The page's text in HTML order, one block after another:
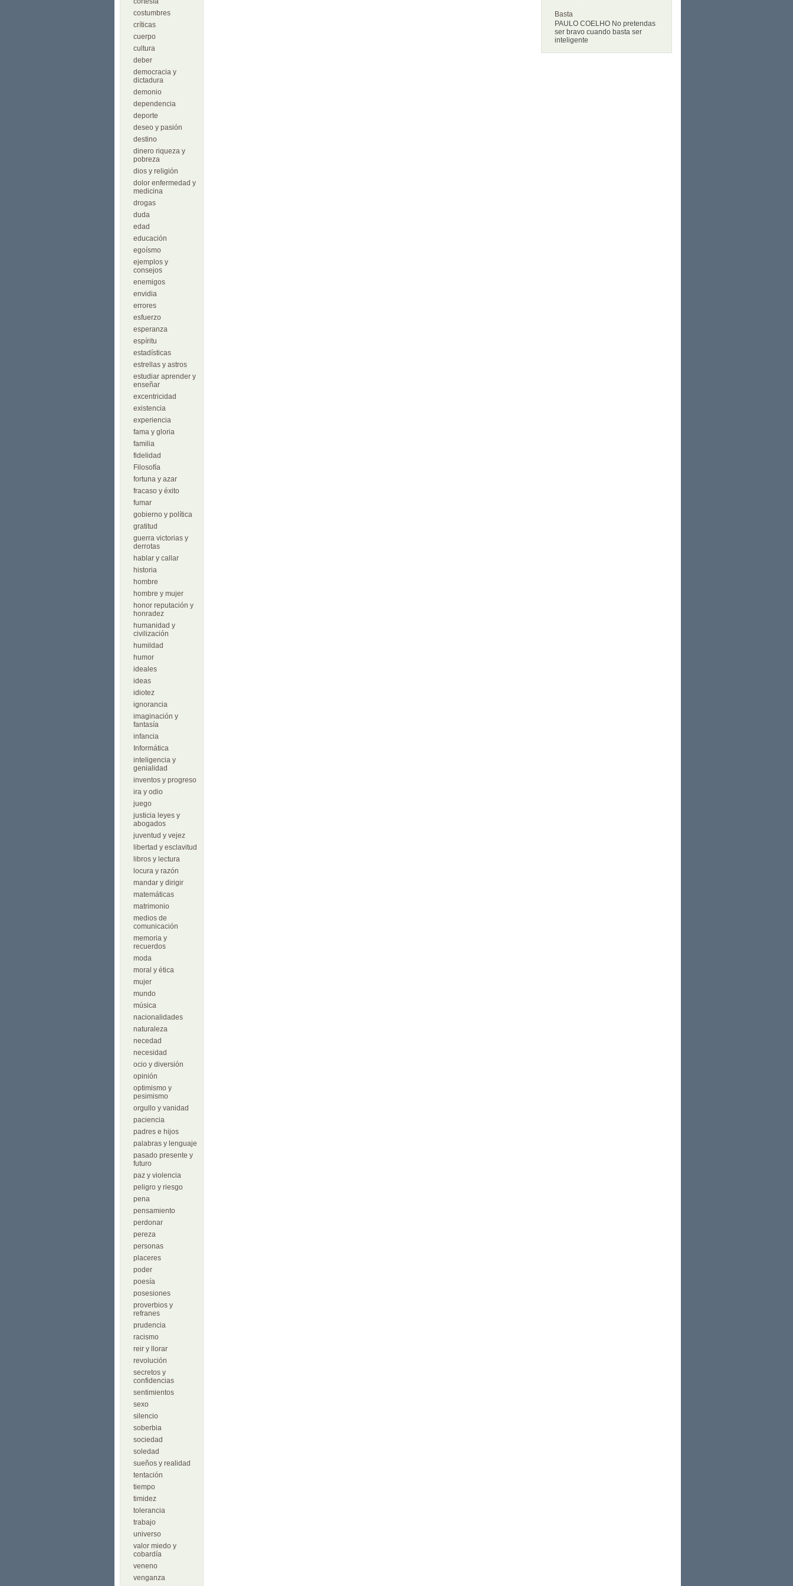
costumbres
críticas
cuerpo
cultura
deber
democracia y
dictadura
demonio
dependencia
deporte
deseo y pasión
destino
dinero riqueza y
pobreza
dios y religión
dolor enfermedad y
medicina
drogas
duda
edad
educación
egoísmo
ejemplos y
consejos
enemigos
envidia
errores
esfuerzo
esperanza
espíritu
estadísticas
estrellas y astros
estudiar aprender y
enseñar
excentricidad
existencia
experiencia
fama y gloria
familia
fidelidad
Filosofía
fortuna y azar
fracaso y éxito
fumar
gobierno y política
gratitud
guerra victorias y
derrotas
hablar y callar
historia
hombre
hombre y mujer
honor reputación y
honradez
humanidad y
civilización
humildad
humor
ideales
ideas
idiotez
ignorancia
imaginación y
fantasía
infancia
Informática
inteligencia y
genialidad
inventos y progreso
ira y odio
juego
justicia leyes y
abogados
juventud y vejez
libertad y esclavitud
libros y lectura
locura y razón
mandar y dirigir
matemáticas
matrimonio
medios de
comunicación
memoria y
recuerdos
moda
moral y ética
mujer
mundo
música
nacionalidades
naturaleza
necedad
necesidad
ocio y diversión
opinión
optimismo y
pesimismo
orgullo y vanidad
paciencia
padres e hijos
palabras y lenguaje
pasado presente y
futuro
paz y violencia
peligro y riesgo
pena
pensamiento
perdonar
pereza
personas
placeres
poder
poesía
posesiones
proverbios y
refranes
prudencia
racismo
reir y llorar
revolución
secretos y
confidencias
sentimientos
sexo
silencio
soberbia
sociedad
soledad
sueños y realidad
tentación
tiempo
timidez
tolerancia
trabajo
universo
valor miedo y
cobardía
veneno
venganza
Basta
PAULO COELHO No pretendas
ser bravo cuando basta ser
inteligente